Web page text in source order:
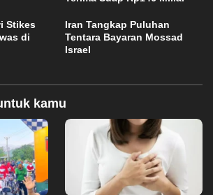
Stikes
di
Iran Tangkap Puluhan
Tentara Bayaran Mossad
Israel
kamu